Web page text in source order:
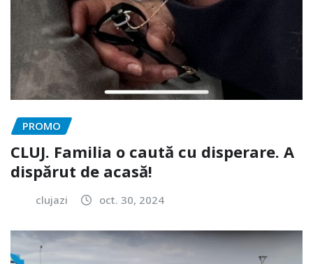
PROMO
CLUJ. Familia o caută cu disperare. A
dispărut de acasă!
clujazi oct. 30, 2024